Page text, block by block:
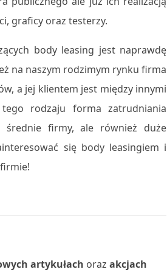
graficy oraz testerzy.
body leasing jest naprawdę
na naszym rodzimym rynku firma
a jej klientem jest między innymi
rodzaju forma zatrudniania
średnie firmy, ale również duże
się body leasingiem i
artykułach orazakcjach